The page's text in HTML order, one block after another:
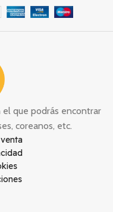
que podrás encontrar
coreanos, etc.